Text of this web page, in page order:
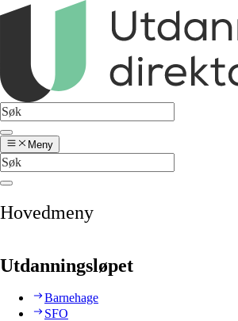
Meny
Hovedmeny
Utdanningsløpet
Barnehage
SFO